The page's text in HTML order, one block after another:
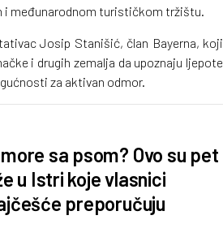
i međunarodnom turističkom tržištu.
Josip Stanišić, član Bayerna, koji
i drugih zemalja da upoznaju ljepote
za aktivan odmor.
sa psom? Ovo su pet
u Istri koje vlasnici
preporučuju